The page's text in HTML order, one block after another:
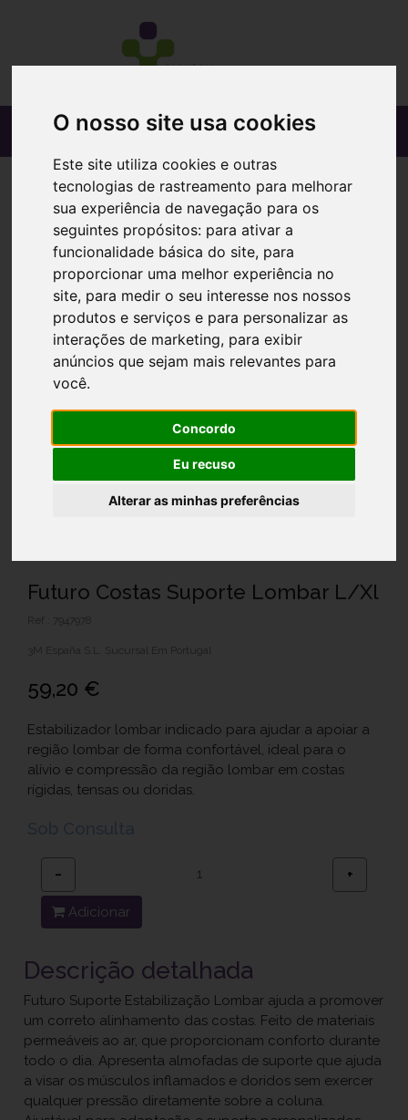
O nosso site usa cookies
Este site utiliza cookies e outras
tecnologias de rastreamento para melhorar
sua experiência de navegação para os
seguintes propósitos: para ativar a
funcionalidade básica do site, para
proporcionar uma melhor experiência no
site, para medir o seu interesse nos nossos
produtos e serviços e para personalizar as
interações de marketing, para exibir
anúncios que sejam mais relevantes para
você.
Concordo
Eu recuso
Alterar as minhas preferências
Futuro Costas Suporte Lombar L/Xl
Ref.: 7947978
3M España S.L. Sucursal Em Portugal
59,20 €
Estabilizador lombar indicado para ajudar a apoiar a
região lombar de forma confortável, ideal para o
alívio e compressão da região lombar em costas
rígidas, tensas ou doridas.
− +
Adicionar
Descrição detalhada
Futuro Suporte Estabilização Lombar ajuda a promover
um correto alinhamento das costas. Feito de materiais
permeáveis ao ar, que proporcionam conforto durante
todo o dia. Apresenta almofadas de suporte que ajuda
a visar os músculos inflamados e doridos sem exercer
qualquer pressão diretamente sobre a coluna.